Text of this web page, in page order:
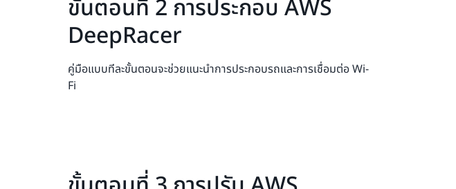
ขั้นตอนที่ 2 การประกอบ AWS
DeepRacer
คู่มือแบบทีละขั้นตอนจะช่วยแนะนำการประกอบรถและการเชื่อมต่อ Wi-
Fi